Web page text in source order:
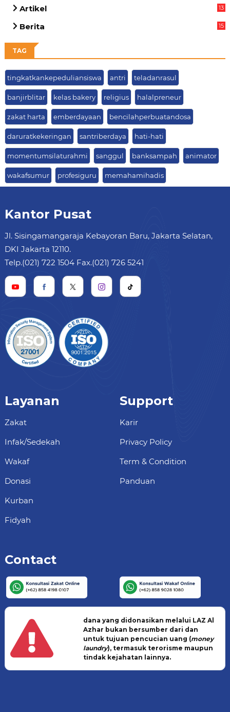
Artikel
13
Berita
15
TAG
tingkatkankepeduliansiswa antri teladanrasul
banjirblitar kelas bakery religius halalpreneur
zakat harta emberdayaan bencilahperbuatandosa
daruratkekeringan santriberdaya hati-hati
momentumsilaturahmi sanggul banksampah animator
wakafsumur profesiguru memahamihadis
Kantor Pusat
Jl. Sisingamangaraja Kebayoran Baru, Jakarta Selatan,
DKI Jakarta 12110.
Telp.(021) 722 1504 Fax.(021) 726 5241
Layanan
Zakat
Infak/Sedekah
Wakaf
Donasi
Kurban
Fidyah
Support
Karir
Privacy Policy
Term & Condition
Panduan
Contact
dana yang didonasikan melalui LAZ Al
Azhar bukan bersumber dari dan
untuk tujuan pencucian uang (money
laundry), termasuk terorisme maupun
tindak kejahatan lainnya.